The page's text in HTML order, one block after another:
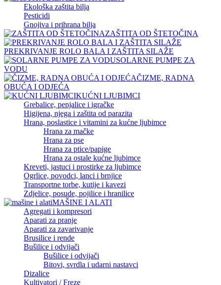
Ekološka zaštita bilja
Pesticidi
Gnojiva i prihrana bilja
ZAŠTITA OD ŠTETOČINA
PREKRIVANJE ROLO BALA I ZAŠTITA SILAŽE
SOLARNE PUMPE ZA
VODU
ČIZME, RADNA
OBUĆA I ODJEĆA
KUĆNI LJUBIMCI
Grebalice, penjalice i igračke
Higijena, njega i zaštita od parazita
Hrana, poslastice i vitamini za kućne ljubimce
Hrana za mačke
Hrana za pse
Hrana za ptice/papige
Hrana za ostale kućne ljubimce
Kreveti, jastuci i prostirke za ljubimce
Ogrlice, povodci, lanci i brnjice
Transportne torbe, kutije i kavezi
Zdjelice, posude, pojilice i hranilice
MAŠINE I ALATI
Agregati i kompresori
Aparati za pranje
Aparati za zavarivanje
Brusilice i rende
Bušilice i odvijači
Bušilice i odvijači
Bitovi, svrdla i udarni nastavci
Dizalice
Kultivatori / Freze